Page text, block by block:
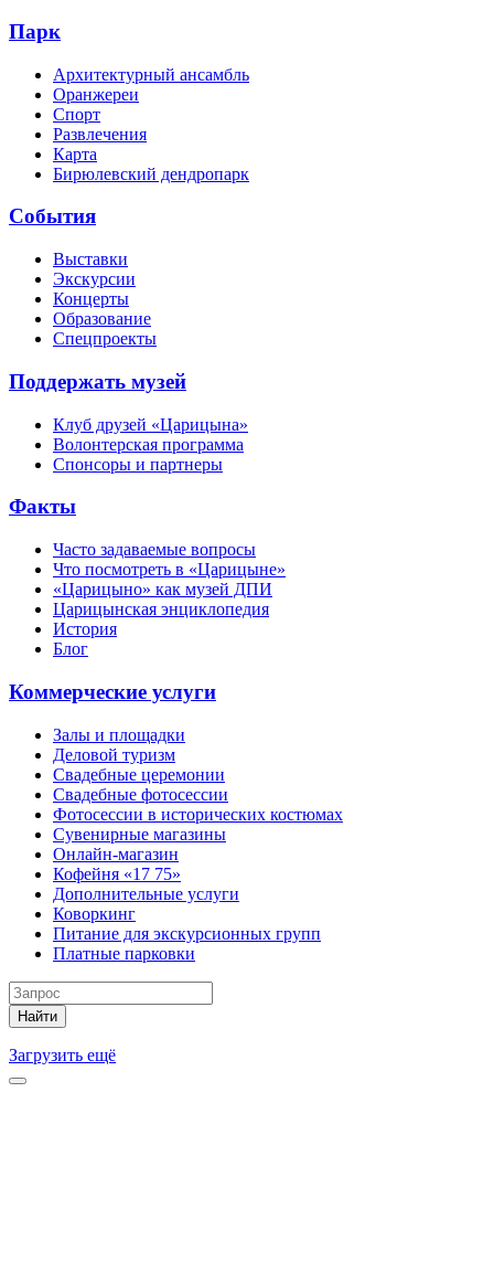
Парк
Архитектурный ансамбль
Оранжереи
Спорт
Развлечения
Карта
Бирюлевский дендропарк
События
Выставки
Экскурсии
Концерты
Образование
Спецпроекты
Поддержать музей
Клуб друзей «Царицына»
Волонтерская программа
Спонсоры и партнеры
Факты
Часто задаваемые вопросы
Что посмотреть в «Царицыне»
«Царицыно» как музей ДПИ
Царицынская энциклопедия
История
Блог
Коммерческие услуги
Залы и площадки
Деловой туризм
Свадебные церемонии
Свадебные фотосессии
Фотосессии в исторических костюмах
Сувенирные магазины
Онлайн-магазин
Кофейня «17 75»
Дополнительные услуги
Коворкинг
Питание для экскурсионных групп
Платные парковки
Найти
Загрузить ещё